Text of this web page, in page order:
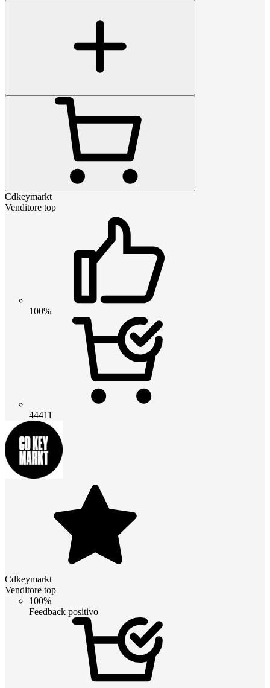
Cdkeymarkt
Venditore top
100%
44411
Cdkeymarkt
Venditore top
100%
Feedback positivo